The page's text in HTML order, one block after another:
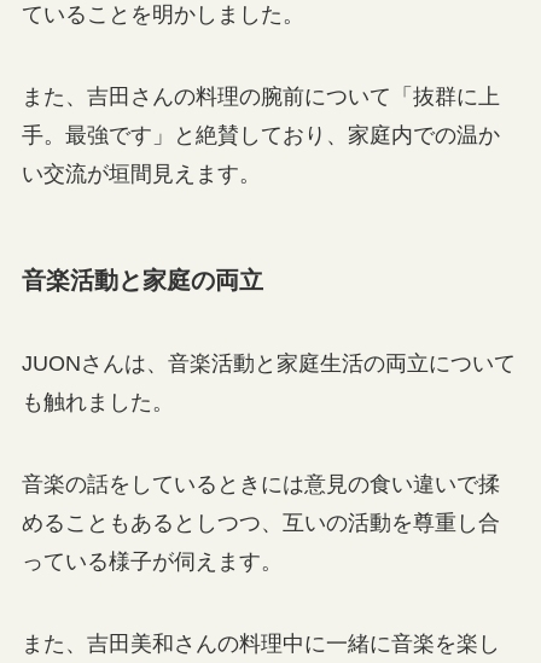
ていることを明かしました。
また、吉田さんの料理の腕前について「抜群に上
手。最強です」と絶賛しており、家庭内での温か
い交流が垣間見えます。
音楽活動と家庭の両立
JUONさんは、音楽活動と家庭生活の両立について
も触れました。
音楽の話をしているときには意見の食い違いで揉
めることもあるとしつつ、互いの活動を尊重し合
っている様子が伺えます。
また、吉田美和さんの料理中に一緒に音楽を楽し